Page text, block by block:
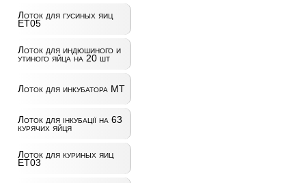
Лоток для гусиных яиц
ET05
Лоток для индюшиного и
утиного яйца на 20 шт
Лоток для инкубатора MT
Лоток для інкубації на 63
курячих яйця
Лоток для куриных яиц
ET03